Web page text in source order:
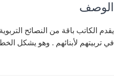
الوصف
يقدم الكاتب باقة من النصائح
في تربيتهم لأبنائهم . وهو يشكل